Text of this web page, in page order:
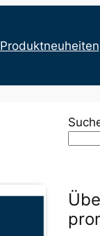
Produktneuheiten